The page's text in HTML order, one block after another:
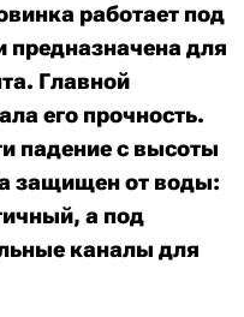
работает под
предназначена для
Главной
его прочность.
падение с высоты
защищен от воды:
а под
каналы для